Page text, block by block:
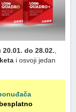
20.01. do 28.02.,
i osvoji jedan